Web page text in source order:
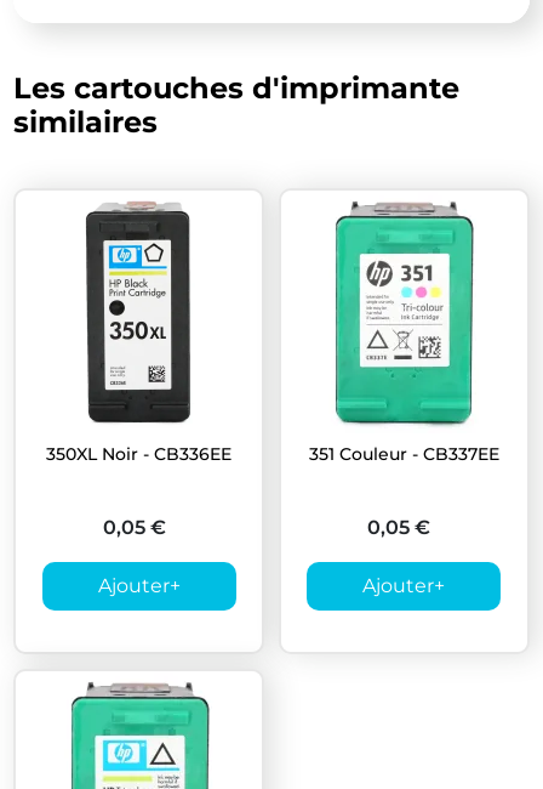
Les cartouches d'imprimante
similaires
350XL Noir - CB336EE
0,05 €
Ajouter+
351 Couleur - CB337EE
0,05 €
Ajouter+